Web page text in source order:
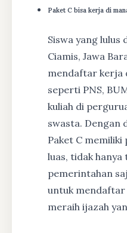
Paket C bisa kerja di
Siswa yang lulus
Ciamis, Jawa
mendaftar kerja
seperti PNS,
kuliah di
swasta. Dengan
Paket C memiliki
luas, tidak
pemerintahan
untuk mendaftar
meraih ijazah